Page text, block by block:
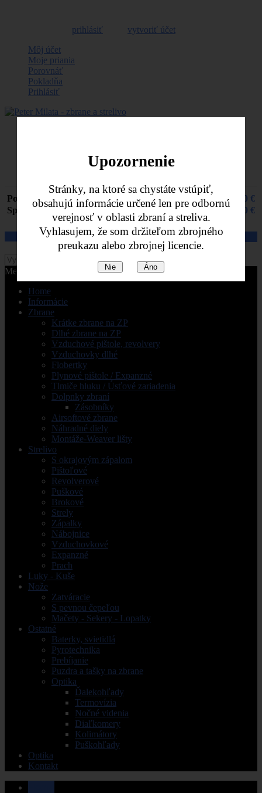
Upozornenie
Stránky, na ktoré sa chystáte vstúpiť,
obsahujú informácie určené len pre odbornú
verejnosť v oblasti zbraní a streliva.
Vyhlasujem, že som držiteľom zbrojného
preukazu alebo zbrojnej licencie.
Nie Áno
prihlásiť
vytvoriť účet
Môj účet
Moje priania
Porovnáť
Pokladňa
Prihlásiť
0,00 €
Poštovné
0,00 €
Spolu
Pozrieť košik
Hľadať
Menu
Home
Informácie
Zbrane
Krátke zbrane na ZP
Dlhé zbrane na ZP
Vzduchové pištole, revolvery
Vzduchovky dlhé
Flobertky
Plynové pištole / Expanzné
Tlmiče hluku / Úsťové zariadenia
Dolpnky zbraní
Zásobníky
Airsoftové zbrane
Náhradné diely
Montáže-Weaver lišty
Strelivo
S okrajovým zápalom
Pištoľové
Revolverové
Puškové
Brokové
Strely
Zápalky
Nábojnice
Vzduchovkové
Expanzné
Prach
Luky - Kuše
Nože
Zatváracie
S pevnou čepeľou
Mačety - Sekery - Lopatky
Ostatné
Baterky, svietidlá
Pyrotechnika
Prebíjanie
Puzdra a tašky na zbrane
Optika
Ďalekohľady
Termovízia
Nočné videnia
Diaľkomery
Kolimátory
Puškohľady
Optika
Kontakt